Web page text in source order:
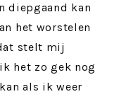
diepgaand kan
het worstelen
stelt mij
het zo gek nog
als ik weer